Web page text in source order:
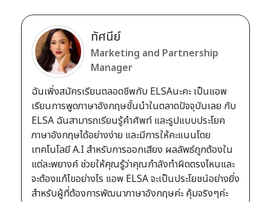
ทัศนีย์
Marketing and Partnership
Manager
ฉันเพิ่งสมัครเรียนตลอดชีพกับ ELSAนะคะ เป็นแอพ
เรียนการพูดภาษาอังกฤษชั้นนำในตลาดปัจจุบันเลย กับ
ELSA ฉันสามารถเรียนรู้คำศัพท์ และรูปแบบประโยค
ภาษาอังกฤษได้อย่างง่าย และมีการให้คะแนนโดย
เทคโนโลยี A.I สำหรับการออกเสียง ผลลัพธ์ถูกต้องใน
แต่ละพยางค์ ช่วยให้คุณรู้ว่าคุณกำลังทำผิดตรงไหนและ
จะต้องแก้ไขอย่างไร แอพ ELSA จะเป็นประโยชน์อย่างยิ่ง
สำหรับผู้ที่ต้องการพัฒนาภาษาอังกฤษค่ะ คุ้มจริงๆค่ะ